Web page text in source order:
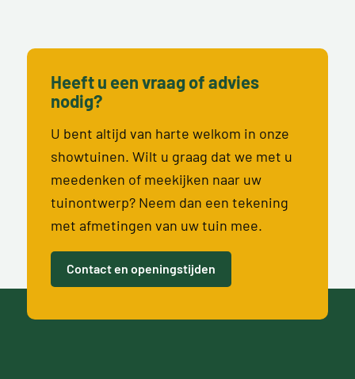
Heeft u een vraag of advies
nodig?
U bent altijd van harte welkom in onze
showtuinen. Wilt u graag dat we met u
meedenken of meekijken naar uw
tuinontwerp? Neem dan een tekening
met afmetingen van uw tuin mee.
Contact en openingstijden